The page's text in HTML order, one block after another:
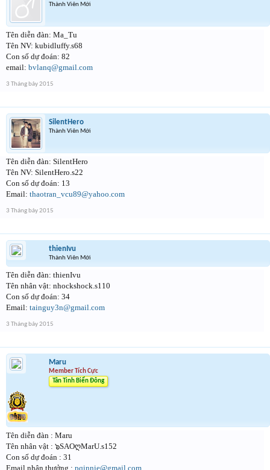
Thành Viên Mới
Tên diễn đàn: Ma_Tu
Tên NV: kubidluffy.s68
Con số dự đoán: 82
email: bvlanq@gmail.com
3 Tháng bảy 2015
SilentHero
Thành Viên Mới
Tên diễn đàn: SilentHero
Tên NV: SilentHero.s22
Con số dự đoán: 13
Email: thaotran_vcu89@yahoo.com
3 Tháng bảy 2015
thienIvu
Thành Viên Mới
Tên diễn đàn: thienIvu
Tên nhân vật: nhockshock.s110
Con số dự đoán: 34
Email: tainguy3n@gmail.com
3 Tháng bảy 2015
Maru
Member Tích Cực
Tân Tinh Biển Đông
Tên diễn đàn : Maru
Tên nhân vật : ๖SAOღMarU.s152
Con số dự đoán : 31
Email nhận thưởng : pqinnie@gmail.com